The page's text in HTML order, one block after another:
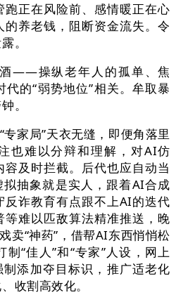
正在风险前、感情暖正在心
养老钱，阻断资金流失。令
。
操纵老年人的孤单、焦
的“弱势地位”相关。牟取暴
。
家局”天衣无缝，即便角落里
也难以分辩和理解，对AI仿
及时拦截。后代也应自动当
拟抽象就是实人，跟着AI合成
诈教育有点跟不上AI的迭代
难以匹敌算法精准推送，晚
卖“神药”，借帮AI东西悄悄松
“佳人”和“专家”人设，网上
添加夺目标识，推广适老化
收割高效化。